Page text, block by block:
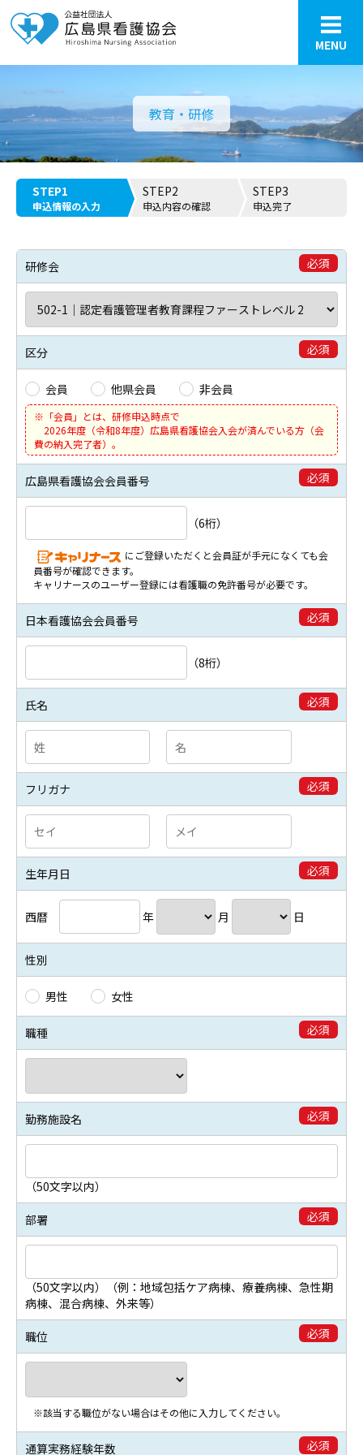
MENU
教育・研修
STEP1
申込情報の入力
STEP2
申込内容の確認
STEP3
申込完了
研修会 必須
区分 必須
会員 他県会員 非会員
※「会員」とは、研修申込時点で
2026年度（令和8年度）広島県看護協会入会が済んでいる方（会
費の納入完了者）。
広島県看護協会会員番号 必須
（6桁）
にご登録いただくと会員証が手元になくても会
員番号が確認できます。
キャリナースのユーザー登録には看護職の免許番号が必要です。
日本看護協会会員番号 必須
（8桁）
氏名 必須
フリガナ 必須
生年月日 必須
西暦 年 月 日
性別
男性 女性
職種 必須
勤務施設名 必須
（50文字以内）
部署 必須
（50文字以内）（例：地域包括ケア病棟、療養病棟、急性期
病棟、混合病棟、外来等）
職位 必須
※該当する職位がない場合はその他に入力してください。
通算実務経験年数 必須